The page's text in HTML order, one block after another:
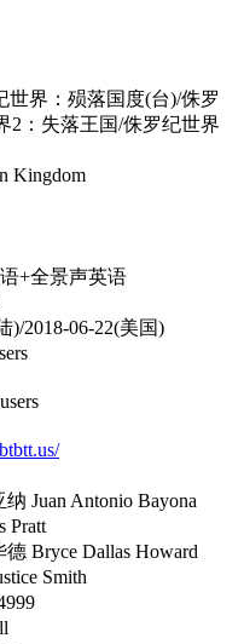
：殒落国度(台)/侏罗
2：失落王国/侏罗纪世界
全景声英语
2018-06-22(美国)
Antonio Bayona
Dallas Howard
Smith